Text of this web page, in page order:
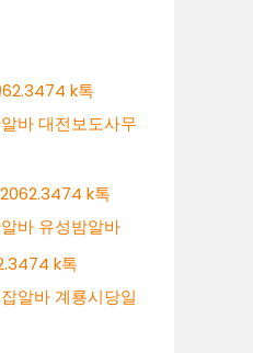
k톡
바 대전보도사무
k톡
바 유성밤알바
k톡
알바 계룡시당일